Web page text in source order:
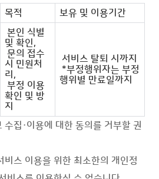
목적 보유 및 이용기간
본인 식별
및 확인,
문의 접수
시 민원처
리,
부정 이용
확인 및 방
지
서비스 탈퇴 시까지
*부정행위자는 부정
행위별 만료일까지
수집·이용에 대한 동의를 거부할 권
비스 이용을 위한 최소한의 개인정